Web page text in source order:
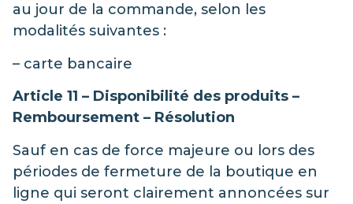
au jour de la commande, selon les
modalités suivantes :
– carte bancaire
Article 11 – Disponibilité des produits –
Remboursement – Résolution
Sauf en cas de force majeure ou lors des
périodes de fermeture de la boutique en
ligne qui seront clairement annoncées sur